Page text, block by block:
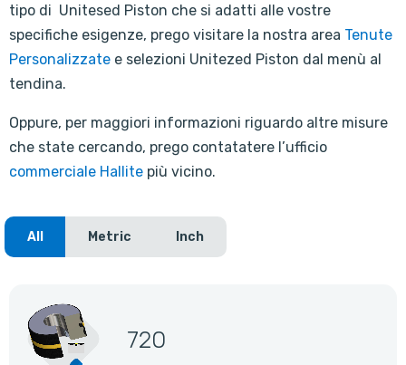
tipo di Unitesed Piston che si adatti alle vostre
specifiche esigenze, prego visitare la nostra area Tenute
Personalizzate e selezioni Unitezed Piston dal menù al
tendina.
Oppure, per maggiori informazioni riguardo altre misure
che state cercando, prego contatatere l’ufficio
commerciale Hallite più vicino.
All Metric Inch
720